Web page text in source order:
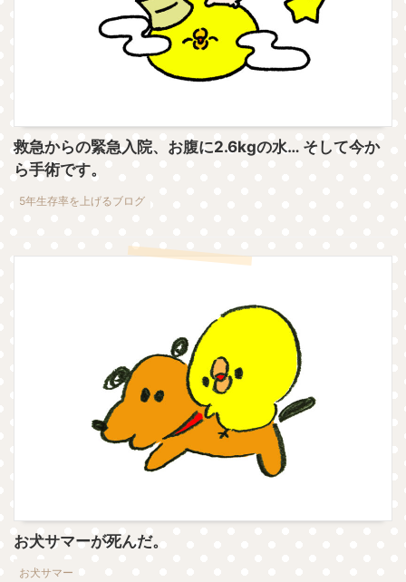
救急からの緊急入院、お腹に2.6kgの水… そして今か
ら手術です。
5年生存率を上げるブログ
お犬サマーが死んだ。
お犬サマー